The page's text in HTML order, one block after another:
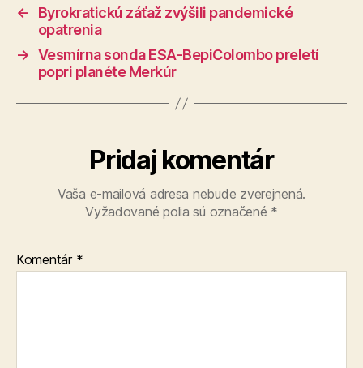
←
Byrokratickú záťaž zvýšili pandemické
opatrenia
→ Vesmírna sonda ESA-BepiColombo preletí
popri planéte Merkúr
Pridaj komentár
Vaša e-mailová adresa nebude zverejnená.
Vyžadované polia sú označené *
Komentár *